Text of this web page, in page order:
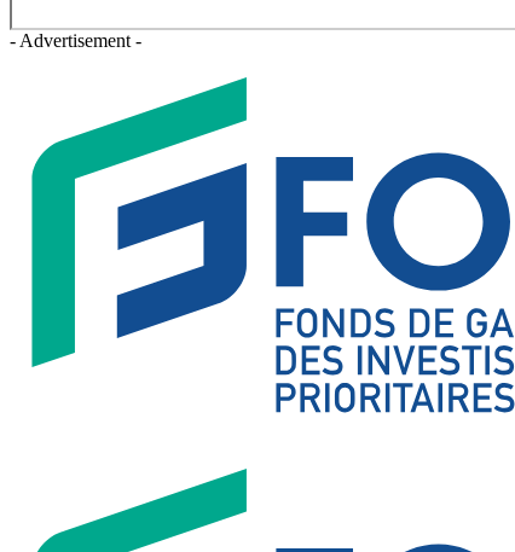
- Advertisement -